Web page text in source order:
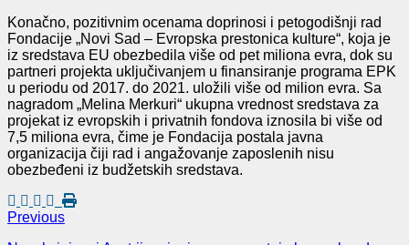
Konačno, pozitivnim ocenama doprinosi i petogodišnji rad
Fondacije „Novi Sad – Evropska prestonica kulture“, koja je
iz sredstava EU obezbedila više od pet miliona evra, dok su
partneri projekta uključivanjem u finansiranje programa EPK
u periodu od 2017. do 2021. uložili više od milion evra. Sa
nagradom „Melina Merkuri“ ukupna vrednost sredstava za
projekat iz evropskih i privatnih fondova iznosila bi više od
7,5 miliona evra, čime je Fondacija postala javna
organizacija čiji rad i angažovanje zaposlenih nisu
obezbeđeni iz budžetskih sredstava.
Previous